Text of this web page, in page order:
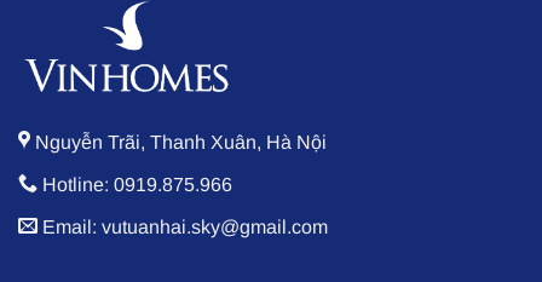
Nguyễn Trãi, Thanh Xuân, Hà Nội
Hotline: 0919.875.966
Email: vutuanhai.sky@gmail.com